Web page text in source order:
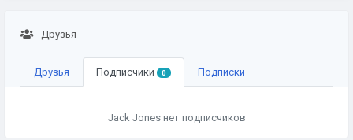
Друзья
Друзья Подписчики 0 Подписки
Jack Jones нет подписчиков